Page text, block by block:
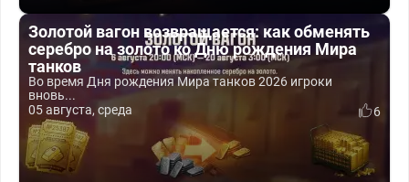
Золотой вагон возвращается: как обменять
серебро на золото ко Дню рождения Мира
танков
Во время Дня рождения Мира танков 2026 игроки
вновь...
05 августа, среда
6